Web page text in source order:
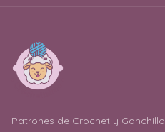
Patrones de Crochet y Ganchillo